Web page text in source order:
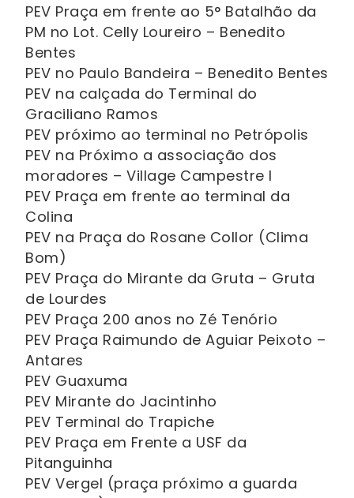
PEV Praça em frente ao 5° Batalhão da
PM no Lot. Celly Loureiro – Benedito
Bentes
PEV no Paulo Bandeira – Benedito Bentes
PEV na calçada do Terminal do
Graciliano Ramos
PEV próximo ao terminal no Petrópolis
PEV na Próximo a associação dos
moradores – Village Campestre I
PEV Praça em frente ao terminal da
Colina
PEV na Praça do Rosane Collor (Clima
Bom)
PEV Praça do Mirante da Gruta – Gruta
de Lourdes
PEV Praça 200 anos no Zé Tenório
PEV Praça Raimundo de Aguiar Peixoto –
Antares
PEV Guaxuma
PEV Mirante do Jacintinho
PEV Terminal do Trapiche
PEV Praça em Frente a USF da
Pitanguinha
PEV Vergel (praça próximo a guarda